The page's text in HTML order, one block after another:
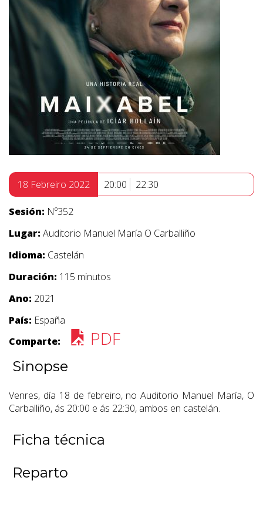
18 Febreiro 2022 20:00 22:30
Sesión: Nº352
Lugar: Auditorio Manuel María O Carballiño
Idioma: Castelán
Duración: 115 minutos
Ano: 2021
País: España
Comparte:
PDF
Sinopse
Venres, día 18 de febreiro, no Auditorio Manuel María, O
Carballiño, ás 20:00 e ás 22:30, ambos en castelán.
Ficha técnica
Reparto